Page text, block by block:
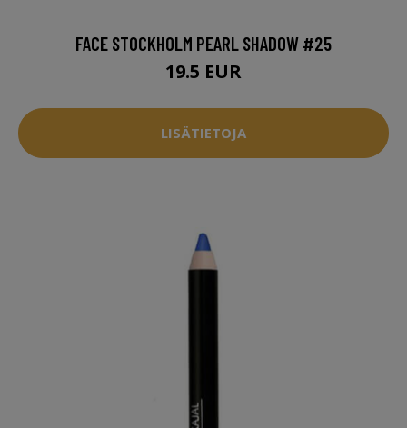
FACE STOCKHOLM PEARL SHADOW #25
19.5 EUR
LISÄTIETOJA